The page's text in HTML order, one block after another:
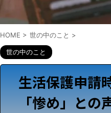
HOME > 世の中のこと >
世の中のこと
生活保護申請
「惨め」との